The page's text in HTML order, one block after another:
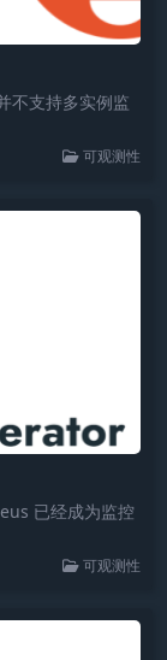
不支持多实例监
可观测性
已经成为监控
可观测性